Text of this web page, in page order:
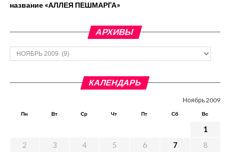
название «АЛЛЕЯ ПЕШМАРГА»
АРХИВЫ
Архивы
КАЛЕНДАРЬ
Ноябрь 2009
Пн Вт Ср Чт Пт Сб Вс
1
2
3 4 5 6 7
8